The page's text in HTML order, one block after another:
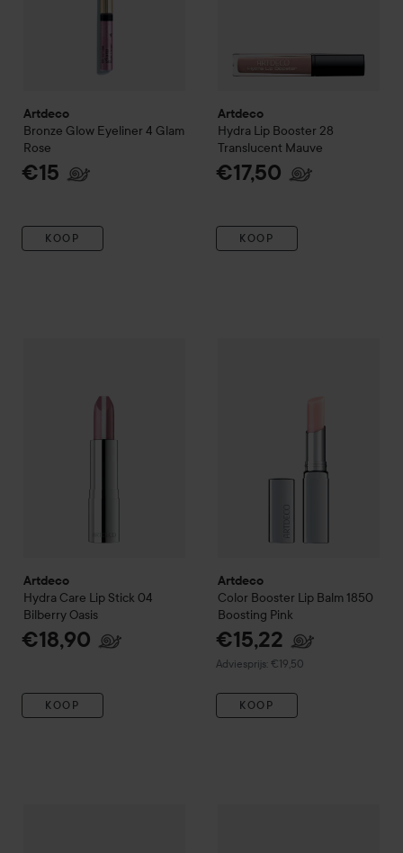
Artdeco
Bronze Glow Eyeliner 4 Glam
Rose
€15
KOOP
Artdeco
Hydra Lip Booster 28
Translucent Mauve
€17,50
KOOP
Artdeco
Hydra Care Lip Stick 04
Bilberry Oasis
€18,90
KOOP
Artdeco
Color Booster Lip Balm 1850
Boosting Pink
€15,22
Adviesprijs: €19,50
Aanbevolen prijs €19,50
KOOP